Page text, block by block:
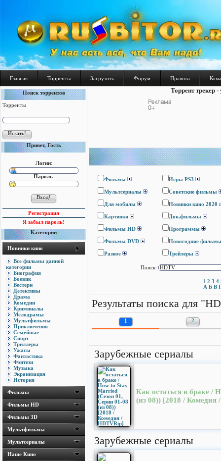
Главная Торренты Загрузить Форум Правила
Поиск торрентов
Торренты
Привет, Гость
Логин:
Пароль:
Регистрация
Я забыл пароль!
Категории
Новинки кино
Все фильмы данной
категории
Биография
Боевик
Вестерн
Детективы
Драма
Комедии
Криминалы
Мелодрамы
Мультфильмы
Приключения
Семейные
Спорт
Триллеры
Ужасы
Фантастика
Фэнтези
Музыка
Экранизация
История
Фильмы
Фильмы HD
Фильмы 3D
Мультфильмы
Мультсериалы
Наше Кино
Торрент трекер
Фильмы Игры PS3
Мультсериалы Cоветские фильмы
Для мобилы Новинки кино 2020
Картинки Док.фильмы
Фильмы HD Программы
Фильмы DVD Новогодние фильмы
Разное Трейлеры
Поиск:
1 2 3 4
А Б В
Результаты поиска для
1 2
Зарубежные сериалы
Как остаться в браке /
(из 08)) [2018 / Комедия
Зарубежные сериалы